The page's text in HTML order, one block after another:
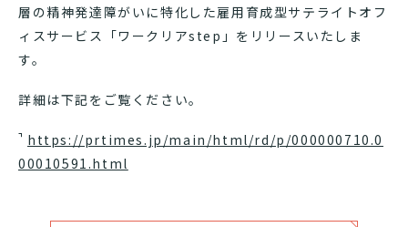
層の精神発達障がいに特化した雇用育成型サテライトオフ
ィスサービス「ワークリアstep」をリリースいたしま
す。
詳細は下記をご覧ください。
https://prtimes.jp/main/html/rd/p/000000710.0
00010591.html